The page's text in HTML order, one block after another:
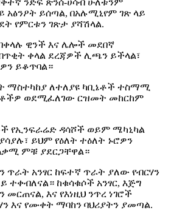
አፅንዖት ይሰጣል, በአሉሚኒየም ገጽ ላይ
የምርቱን ገጽታ ያሻሽላል.
ዊንች እና ሌሎች መደበኛ
ቀላል ደረጃዎች ሊጫን ይችላል፣
ይቆጥባል።
ማስተካከያ ለተለያዩ ካቢኔቶች ተስማሚ
ወደሚፈለገው ርዝመት መከርከም
የኢንፍራሬድ ዳሳሾች ወይም ሜካኒካል
ይህም የዕለት ተዕለት ኑሮዎን
ምቹ ያደርጋቸዋል።
ጥራት አንፃር ከፍተኛ ጥራት ያለው የብርሃን
ተቀብለናል። ከቁሳቁሶች አንፃር, እጅግ
እና የእነዚህ ንጥረ ነገሮች
እና የሙቀት ማባከን ባህሪያትን ያመጣል.